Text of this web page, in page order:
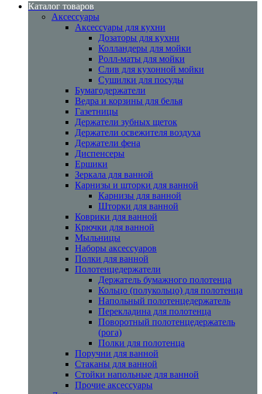
Каталог товаров
Аксессуары
Аксессуары для кухни
Дозаторы для кухни
Колландеры для мойки
Ролл-маты для мойки
Слив для кухонной мойки
Сушилки для посуды
Бумагодержатели
Ведра и корзины для белья
Газетницы
Держатели зубных щеток
Держатели освежителя воздуха
Держатели фена
Диспенсеры
Ершики
Зеркала для ванной
Карнизы и шторки для ванной
Карнизы для ванной
Шторки для ванной
Коврики для ванной
Крючки для ванной
Мыльницы
Наборы аксессуаров
Полки для ванной
Полотенцедержатели
Держатель бумажного полотенца
Кольцо (полукольцо) для полотенца
Напольный полотенцедержатель
Перекладина для полотенца
Поворотный полотенцедержатель
(рога)
Полки для полотенца
Поручни для ванной
Стаканы для ванной
Стойки напольные для ванной
Прочие аксессуары